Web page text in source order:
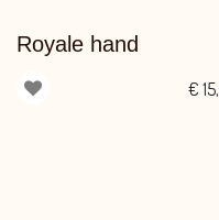
Royale hand
€